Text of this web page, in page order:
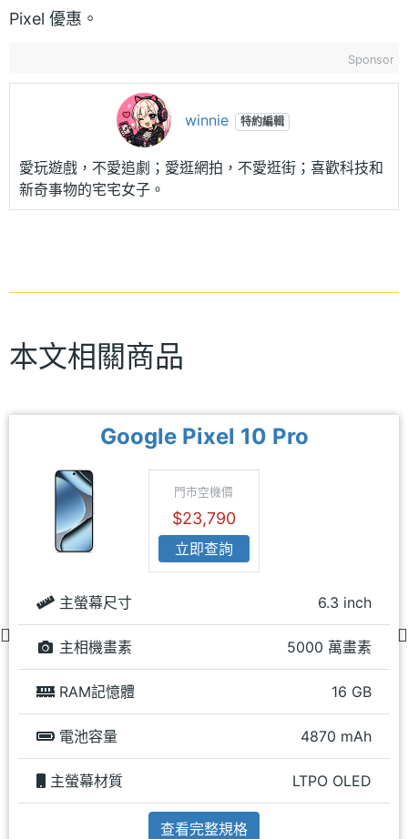
Pixel 優惠。
Sponsor
winnie 特約編輯
愛玩遊戲，不愛追劇；愛逛網拍，不愛逛街；喜歡科技和
新奇事物的宅宅女子。
本文相關商品
Google Pixel 10 Pro
門市空機價
$23,790
立即查詢
主螢幕尺寸 6.3 inch
主相機畫素 5000 萬畫素
RAM記憶體 16 GB
電池容量 4870 mAh
主螢幕材質 LTPO OLED
查看完整規格